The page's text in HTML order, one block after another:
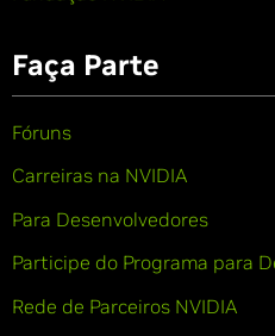
Faça Parte
Fóruns
Carreiras na NVIDIA
Para Desenvolvedores
Participe do Programa para
Rede de Parceiros NVIDIA